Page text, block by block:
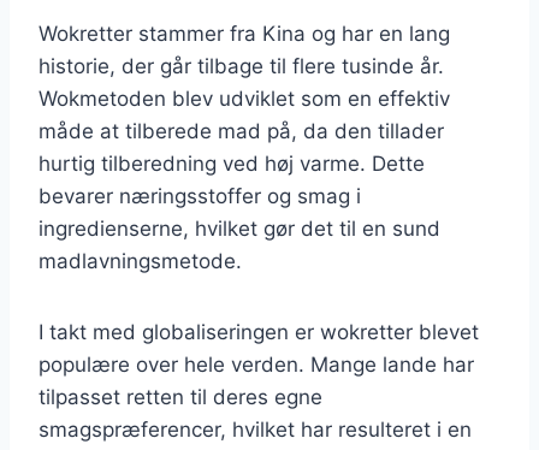
Wokretter stammer fra Kina og har en lang
historie, der går tilbage til flere tusinde år.
Wokmetoden blev udviklet som en effektiv
måde at tilberede mad på, da den tillader
hurtig tilberedning ved høj varme. Dette
bevarer næringsstoffer og smag i
ingredienserne, hvilket gør det til en sund
madlavningsmetode.
I takt med globaliseringen er wokretter blevet
populære over hele verden. Mange lande har
tilpasset retten til deres egne
smagspræferencer, hvilket har resulteret i en